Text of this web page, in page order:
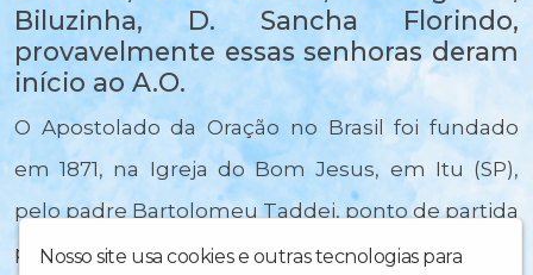
Biluzinha, D. Sancha Florindo,
provavelmente essas senhoras deram
início ao A.O.
O Apostolado da Oração no Brasil foi fundado
em 1871, na Igreja do Bom Jesus, em Itu (SP),
pelo padre Bartolomeu Taddei, ponto de partida
para seu gigantesco trabalho apostólico.
Nosso site usa cookies e outras tecnologias para